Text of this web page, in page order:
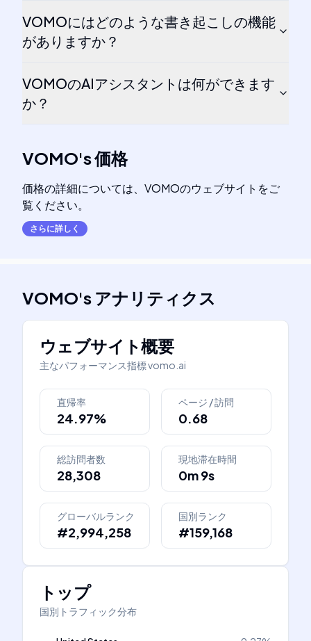
VOMOにはどのような書き起こしの機能
がありますか？
VOMOのAIアシスタントは何ができます
か？
VOMO's価格
価格の詳細については、VOMOのウェブサイトをご
覧ください。
さらに詳しく
VOMO's アナリティクス
ウェブサイト概要
主なパフォーマンス指標vomo.ai
直帰率
24.97%
ページ / 訪問
0.68
総訪問者数
28,308
現地滞在時間
0m 9s
グローバルランク
#2,994,258
国別ランク
#159,168
トップ
国別トラフィック分布